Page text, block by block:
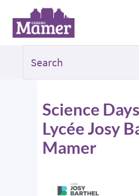
Science
Lycée Josy
Mamer